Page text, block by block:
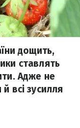
дощить,
ставлять
Адже не
всі зусилля